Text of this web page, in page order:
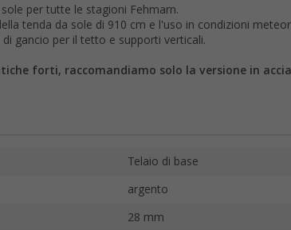
per tutte le stagioni Fehmarn.
tenda da sole di 910 cm e l'uso in condizioni
gancio per il tetto e supporti verticali.
forti, raccomandiamo solo la versione in
Telaio di base
argento
28 mm